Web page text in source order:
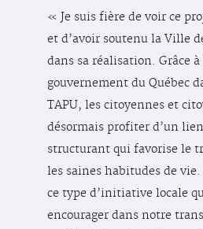
« Je suis fière de voir ce
et d’avoir soutenu la Ville
dans sa réalisation. Grâce
gouvernement du Québec
TAPU, les citoyennes et
désormais profiter d’un
structurant qui favorise le
les saines habitudes de
ce type d’initiative locale
encourager dans notre